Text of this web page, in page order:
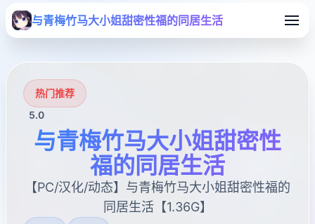
与青梅竹马大小姐甜密性福的同居生活
热门推荐
5.0
与青梅竹马大小姐甜密性
福的同居生活
【PC/汉化/动态】与青梅竹马大小姐甜密性福的
同居生活【1.36G】